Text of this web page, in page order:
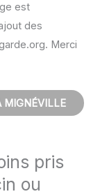
est
des
Merci
MIGNÉVILLE
pris
ou